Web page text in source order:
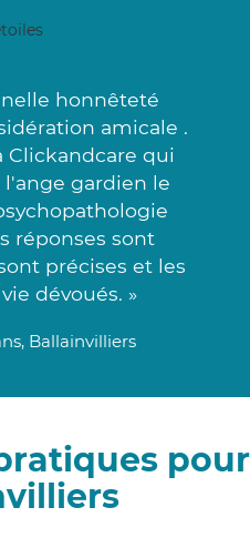
honnêteté
amicale .
Clickandcare qui
gardien le
réponses sont
précises et les
dévoués. »
Ballainvilliers
pour